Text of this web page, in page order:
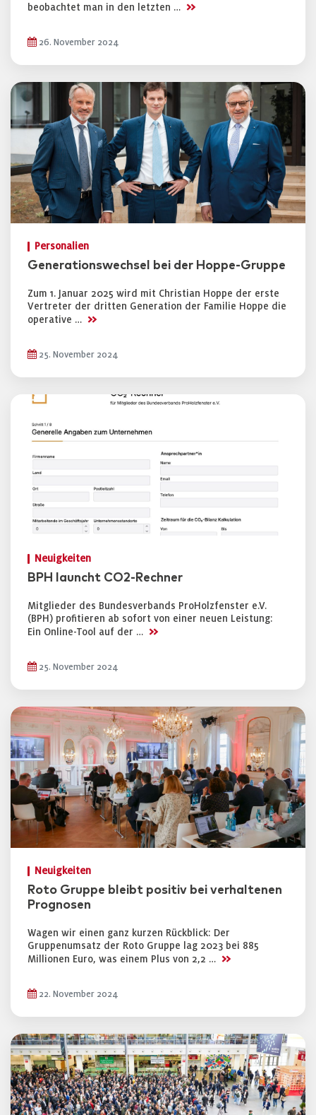
beobachtet man in den letzten … >>
26. November 2024
Personalien
Generationswechsel bei der Hoppe-Gruppe
Zum 1. Januar 2025 wird mit Christian Hoppe der erste
Vertreter der dritten Generation der Familie Hoppe die
operative … >>
25. November 2024
Neuigkeiten
BPH launcht CO2-Rechner
Mitglieder des Bundesverbands ProHolzfenster e.V.
(BPH) profitieren ab sofort von einer neuen Leistung:
Ein Online-Tool auf der … >>
25. November 2024
Neuigkeiten
Roto Gruppe bleibt positiv bei verhaltenen
Prognosen
Wagen wir einen ganz kurzen Rückblick: Der
Gruppenumsatz der Roto Gruppe lag 2023 bei 885
Millionen Euro, was einem Plus von 2,2 … >>
22. November 2024